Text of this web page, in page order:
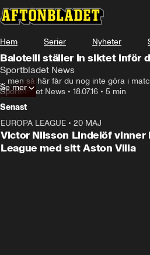
Hem Serier Nyheter
Balotelli ställer in siktet inför
Sportbladet News
... men så här får du nog inte göra i
Sportbladet News • 18.07.16 • 5 min
Se mer
Senast
EUROPA LEAGUE • 20 MAJ
Victor Nilsson Lindelöf vinner
League med sitt Aston Villa